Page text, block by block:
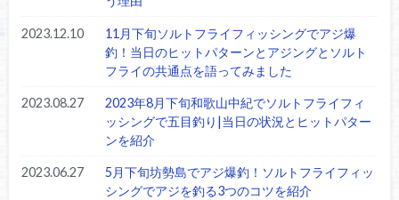
2023.12.10
11月下旬ソルトフライフィッシングでアジ爆
釣！当日のヒットパターンとアジングとソルト
フライの共通点を語ってみました
2023.08.27
2023年8月下旬和歌山中紀でソルトフライフィ
ッシングで五目釣り|当日の状況とヒットパター
ンを紹介
2023.06.27
5月下旬坊勢島でアジ爆釣！ソルトフライフィッ
シングでアジを釣る3つのコツを紹介